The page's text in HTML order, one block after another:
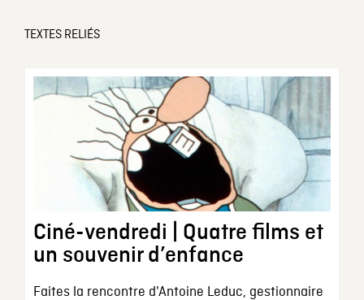
TEXTES RELIÉS
Ciné-vendredi | Quatre films et
un souvenir d’enfance
Faites la rencontre d'Antoine Leduc, gestionnaire